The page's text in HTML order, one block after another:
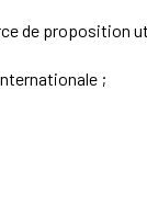
de proposition
;